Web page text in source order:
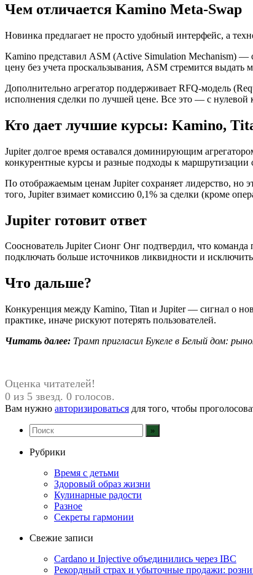
Чем отличается Kamino Meta-Swap
Новинка предлагает не просто удобный интерфейс, а
Kamino представил ASM (Active Simulation Mechanism) —
цену без учета проскальзывания, ASM стремится
Дополнительно агрегатор поддерживает RFQ-модель
исполнения сделки по лучшей цене. Все это — с нулевой
Кто дает лучшие курсы: Kamino,
Jupiter долгое время оставался доминирующим
конкурентные курсы и разные подходы к маршрутизации
По отображаемым ценам Jupiter сохраняет лидерство, но
того, Jupiter взимает комиссию 0,1% за сделки (кроме
Jupiter готовит ответ
Сооснователь Jupiter Сионг Онг подтвердил, что команда
подключать больше источников ликвидности и
Что дальше?
Конкуренция между Kamino, Titan и Jupiter — сигнал о
практике, иначе рискуют потерять пользователей.
Читать далее: Трамп пригласил Букеле в Белый дом:
Оценка читателей!
0 из 5 звезд. 0 голосов.
Вам нужно авторизироваться для того, чтобы
Рубрики
Время с детьми
Здоровый образ жизни
Кулинарные радости
Разное
Секреты гармонии
Свежие записи
Cardano и Injective объединились через IBC
Рекордный страх и убыточные продажи: